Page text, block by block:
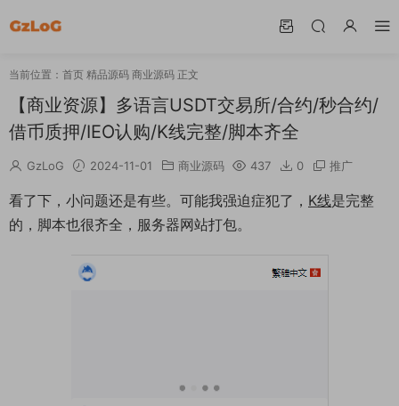
当前位置： 首页 精品源码 商业源码 正文
【商业资源】多语言USDT交易所/合约/秒合约/
借币质押/IEO认购/K线完整/脚本齐全
GzLoG 2024-11-01 商业源码 437 0 推广
看了下，小问题还是有些。可能我强迫症犯了， K线是完整
的，脚本也很齐全，服务器网站打包。